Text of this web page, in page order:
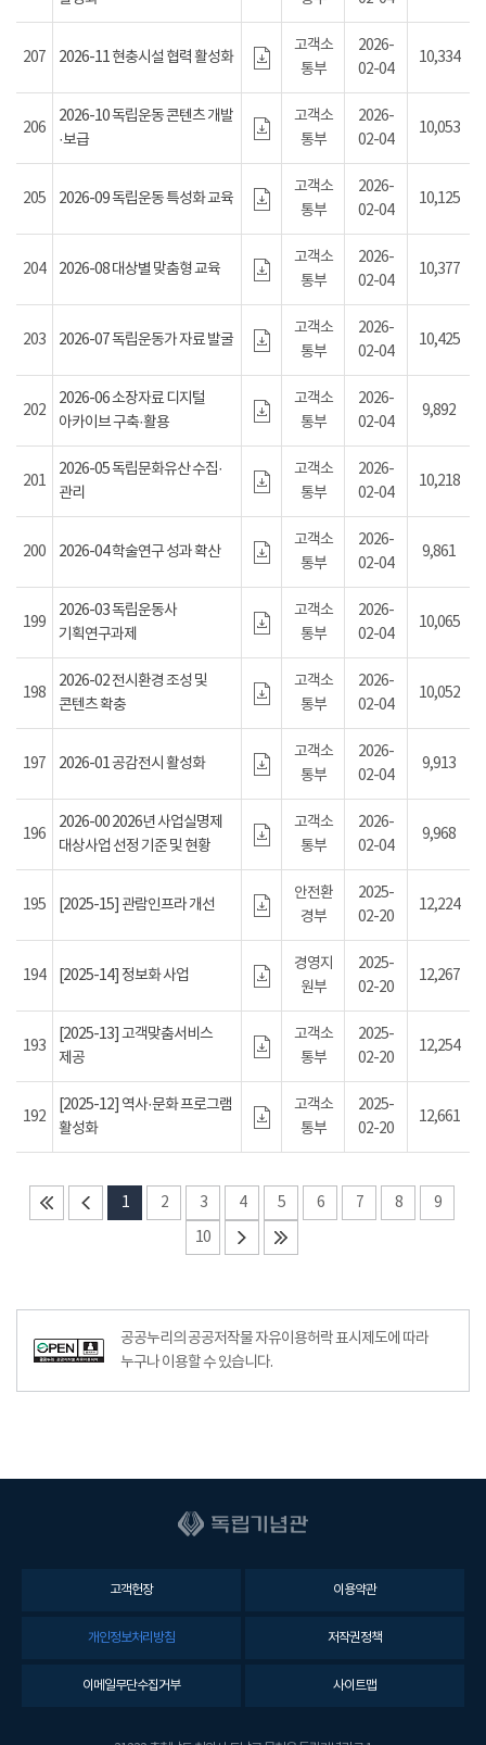
207 2026-11 현충시설 협력 활성화
고객소
통부
2026-
02-04
10,334
206
2026-10 독립운동 콘텐츠 개발
·보급
고객소
통부
2026-
02-04
10,053
205 2026-09 독립운동 특성화 교육
고객소
통부
2026-
02-04
10,125
204 2026-08 대상별 맞춤형 교육
고객소
통부
2026-
02-04
10,377
203 2026-07 독립운동가 자료 발굴
고객소
통부
2026-
02-04
10,425
202
2026-06 소장자료 디지털
아카이브 구축·활용
고객소
통부
2026-
02-04
9,892
201
2026-05 독립문화유산 수집·
관리
고객소
통부
2026-
02-04
10,218
200 2026-04 학술연구 성과 확산
고객소
통부
2026-
02-04
9,861
199
2026-03 독립운동사
기획연구과제
고객소
통부
2026-
02-04
10,065
198
2026-02 전시환경 조성 및
콘텐츠 확충
고객소
통부
2026-
02-04
10,052
197 2026-01 공감전시 활성화
고객소
통부
2026-
02-04
9,913
196
2026-00 2026년 사업실명제
대상사업 선정 기준 및 현황
고객소
통부
2026-
02-04
9,968
195 [2025-15] 관람인프라 개선
안전환
경부
2025-
02-20
12,224
194 [2025-14] 정보화 사업
경영지
원부
2025-
02-20
12,267
193
[2025-13] 고객맞춤서비스
제공
고객소
통부
2025-
02-20
12,254
192
[2025-12] 역사·문화 프로그램
활성화
고객소
통부
2025-
02-20
12,661
1 2 3 4 5 6 7 8
9
10
공공누리의 공공저작물 자유이용허락 표시제도에 따라
누구나 이용할 수 있습니다.
고객헌장 이용약관
개인정보처리방침 저작권정책
이메일무단수집거부 사이트맵